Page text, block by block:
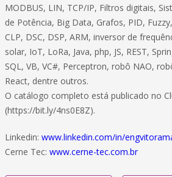
MODBUS, LIN, TCP/IP, Filtros digitais,
de Potência, Big Data, Grafos, PID,
CLP, DSC, DSP, ARM, inversor de
solar, IoT, LoRa, Java, php, JS, REST,
SQL, VB, VC#, Perceptron, robô NAO,
React, dentre outros.
O catálogo completo está publicado no
(https://bit.ly/4ns0E8Z).
Linkedin: www.linkedin.com/in/
Cerne Tec: www.cerne-tec.com.br